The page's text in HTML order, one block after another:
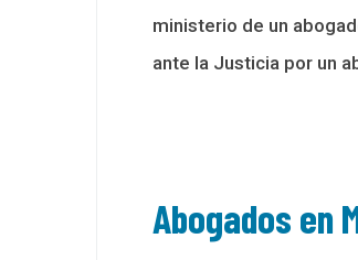
ministerio de un
ante la Justicia por un
Abogados en